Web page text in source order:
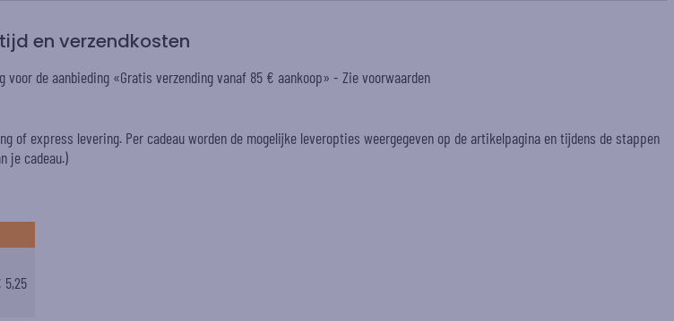
en verzendkosten
de aanbieding «Gratis verzending vanaf 85 € aankoop» - Zie voorwaarden
of express levering. Per cadeau worden de mogelijke leveropties weergegeven op de artikelpagina en tijdens de stappen
je cadeau.)
5,25